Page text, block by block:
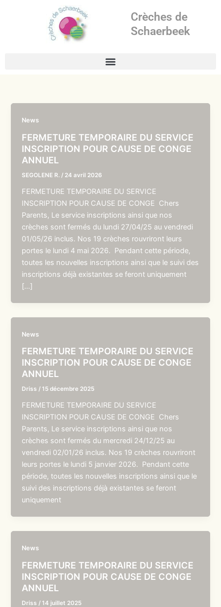
Crèches de
Schaerbeek
News
FERMETURE TEMPORAIRE DU SERVICE
INSCRIPTION POUR CAUSE DE CONGE
ANNUEL
SEGOLENE R. / 24 avril 2026
FERMETURE TEMPORAIRE DU SERVICE
INSCRIPTION POUR CAUSE DE CONGE Chers
Parents, Le service inscriptions ainsi que nos
crèches sont fermés du lundi 27/04/25 au vendredi
01/05/26 inclus. Nos 19 crèches rouvriront leurs
portes le lundi 4 mai 2026. Pendant cette période,
toutes les nouvelles inscriptions ainsi que le suivi des
inscriptions déjà existantes se feront uniquement
[…]
News
FERMETURE TEMPORAIRE DU SERVICE
INSCRIPTION POUR CAUSE DE CONGE
ANNUEL
Driss /15 décembre 2025
FERMETURE TEMPORAIRE DU SERVICE
INSCRIPTION POUR CAUSE DE CONGE Chers
Parents, Le service inscriptions ainsi que nos
crèches sont fermés du mercredi 24/12/25 au
vendredi 02/01/26 inclus. Nos 19 crèches rouvriront
leurs portes le lundi 5 janvier 2026. Pendant cette
période, toutes les nouvelles inscriptions ainsi que le
suivi des inscriptions déjà existantes se feront
uniquement
News
FERMETURE TEMPORAIRE DU SERVICE
INSCRIPTION POUR CAUSE DE CONGE
ANNUEL
Driss /14 juillet 2025